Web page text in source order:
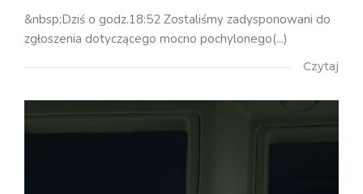
&nbsp;Dziś o godz.18:52 Zostaliśmy zadysponowani do
zgłoszenia dotyczącego mocno pochylonego(...)
Czytaj